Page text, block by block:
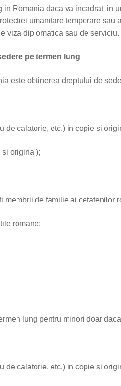
Romania daca va incadrati in
umanitare temporare
viza diplomatica sau de serviciu.
pe termen lung
este obtinerea dreptului de
de calatorie, etc.) in copie si
si original);
membrii de familie ai cetatenilor
romane;
lung pentru minori doar
de calatorie, etc.) in copie si